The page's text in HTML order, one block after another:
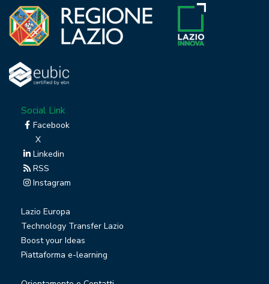
Social Link
Facebook
X
Linkedin
RSS
Instagram
Lazio Europa
Technology Transfer Lazio
Boost your Ideas
Piattaforma e-learning